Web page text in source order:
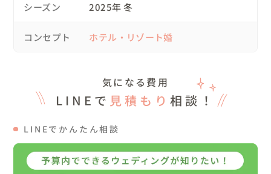
た。
💍挙式
予定よりもイルミネーションを増やし、華やかさをプラス
しました✨️
ジャケットセレモニーでは、お母様から新郎様へハグ💕か
わいらしいシーンに。
ベールダウンのシーンでは、新婦様をとても大切にされて
シーズン 2025年 冬
コンセプト ホテル・リゾート婚
気になる費用
LINEで 見積もり 相談！
LINEでかんたん相談